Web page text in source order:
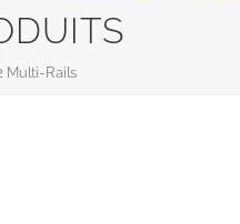
Multi-Rails